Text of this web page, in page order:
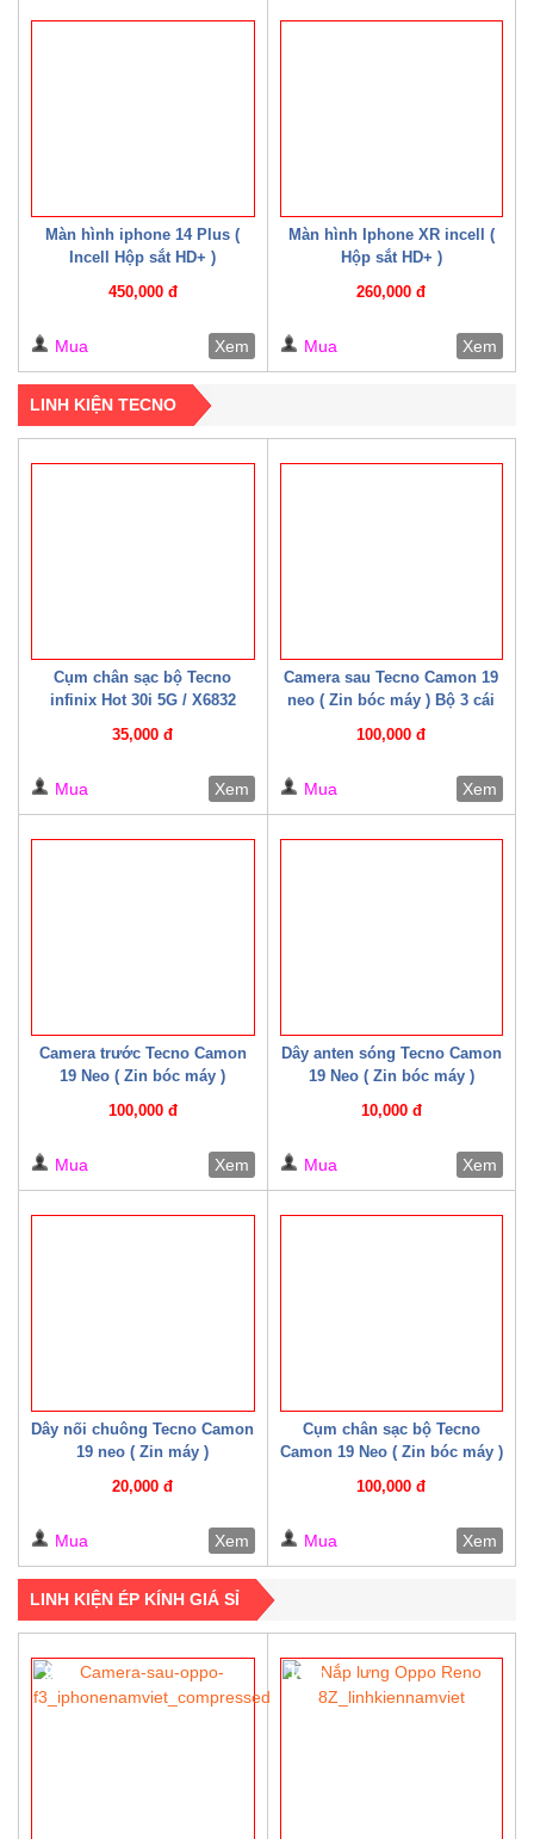
Màn hình iphone 14 Plus (
Incell Hộp sắt HD+ )
450,000 đ
Mua Xem
Màn hình Iphone XR incell (
Hộp sắt HD+ )
260,000 đ
Mua Xem
LINH KIỆN TECNO
Cụm chân sạc bộ Tecno
infinix Hot 30i 5G / X6832
35,000 đ
Mua Xem
Camera sau Tecno Camon 19
neo ( Zin bóc máy ) Bộ 3 cái
100,000 đ
Mua Xem
Camera trước Tecno Camon
19 Neo ( Zin bóc máy )
100,000 đ
Mua Xem
Dây anten sóng Tecno Camon
19 Neo ( Zin bóc máy )
10,000 đ
Mua Xem
Dây nối chuông Tecno Camon
19 neo ( Zin máy )
20,000 đ
Mua Xem
Cụm chân sạc bộ Tecno
Camon 19 Neo ( Zin bóc máy )
100,000 đ
Mua Xem
LINH KIỆN ÉP KÍNH GIÁ SỈ
9% 10%